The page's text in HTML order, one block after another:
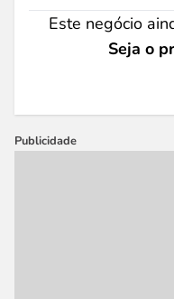
Este negócio
Seja o
Publicidade